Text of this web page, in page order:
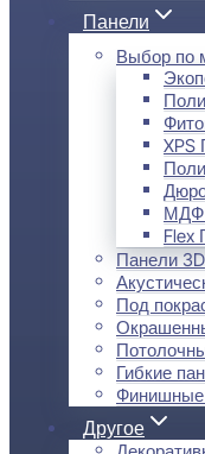
Панели
Выбор по
XPS
МДФ
Flex
Панели 3D
Под
Гибкие
Финишные
Другое